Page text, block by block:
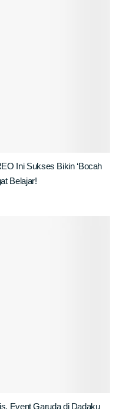
Ini Sukses Bikin ‘Bocah
Belajar!
Event Garuda di Dadaku